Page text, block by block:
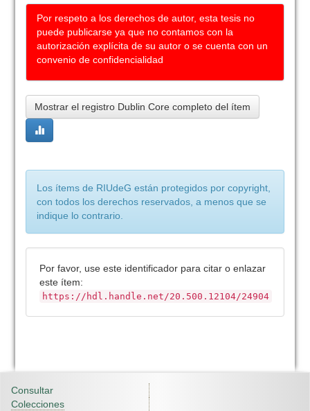
Por respeto a los derechos de autor, esta tesis no
puede publicarse ya que no contamos con la
autorización explícita de su autor o se cuenta con un
convenio de confidencialidad
Mostrar el registro Dublin Core completo del ítem
Los ítems de RIUdeG están protegidos por copyright,
con todos los derechos reservados, a menos que se
indique lo contrario.
Por favor, use este identificador para citar o enlazar
este ítem:
https://hdl.handle.net/20.500.12104/24904
Consultar
Colecciones